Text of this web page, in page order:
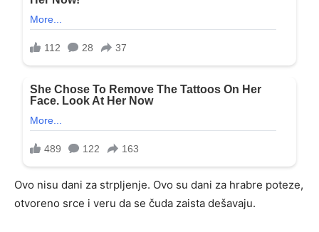
Ovo nisu dani za strpljenje. Ovo su dani za hrabre poteze,
otvoreno srce i veru da se čuda zaista dešavaju.